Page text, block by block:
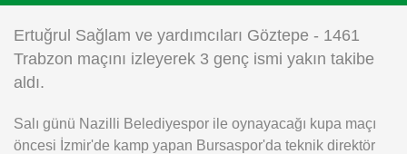
Instagram
iOS
Ertuğrul Sağlam ve yardımcıları Göztepe - 1461
Trabzon maçını izleyerek 3 genç ismi yakın takibe
aldı.
Salı günü Nazilli Belediyespor ile oynayacağı kupa maçı
öncesi İzmir'de kamp yapan Bursaspor'da teknik direktör